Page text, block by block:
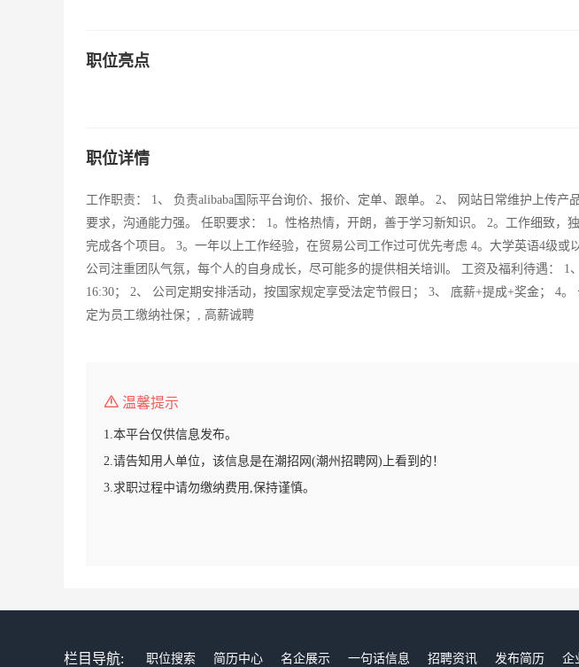
职位亮点
职位详情
工作职责： 1、 负责alibaba国际平台询价、报价、定单、跟单。 2、 网站日常维护上传
要求，沟通能力强。 任职要求： 1。性格热情，开朗，善于学习新知识。 2。工作细致，
完成各个项目。 3。一年以上工作经验，在贸易公司工作过可优先考虑 4。大学英语4级或
公司注重团队气氛，每个人的自身成长，尽可能多的提供相关培训。 工资及福利待遇： 1
16:30； 2、 公司定期安排活动，按国家规定享受法定节假日； 3、 底薪+提成+奖金； 4
定为员工缴纳社保；, 高薪诚聘
温馨提示
1.本平台仅供信息发布。
2.请告知用人单位，该信息是在潮招网(潮州招聘网)上看到的！
3.求职过程中请勿缴纳费用,保持谨慎。
栏目导航: 职位搜索 简历中心 名企展示 一句话信息 招聘资讯 发布简历 企